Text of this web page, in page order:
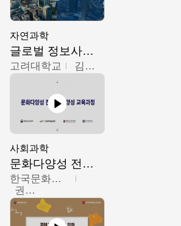
자연과학
글로벌 정보사회와 통계의 창의적 기능
고려대학교 김희영
사회과학
문화다양성 전문인력 양성 기본과정 - 문화다양성의 이해
한국문화예술교육진흥원
권숙인 외 8명